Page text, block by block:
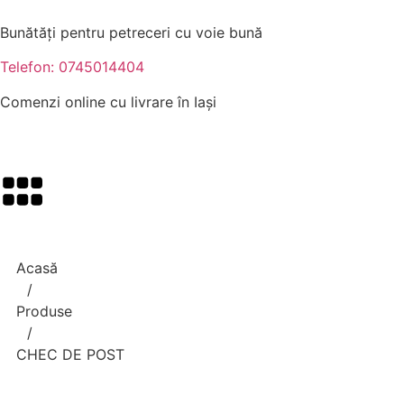
Bunătăți pentru petreceri cu voie bună
Telefon: 0745014404
Comenzi online cu livrare în Iași
Acasă
/
Produse
/
CHEC DE POST